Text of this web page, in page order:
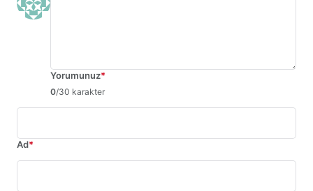
Yorumunuz*
0/30 karakter
Ad*